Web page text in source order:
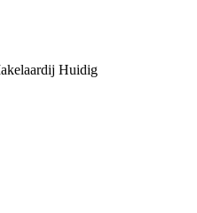
Huidig